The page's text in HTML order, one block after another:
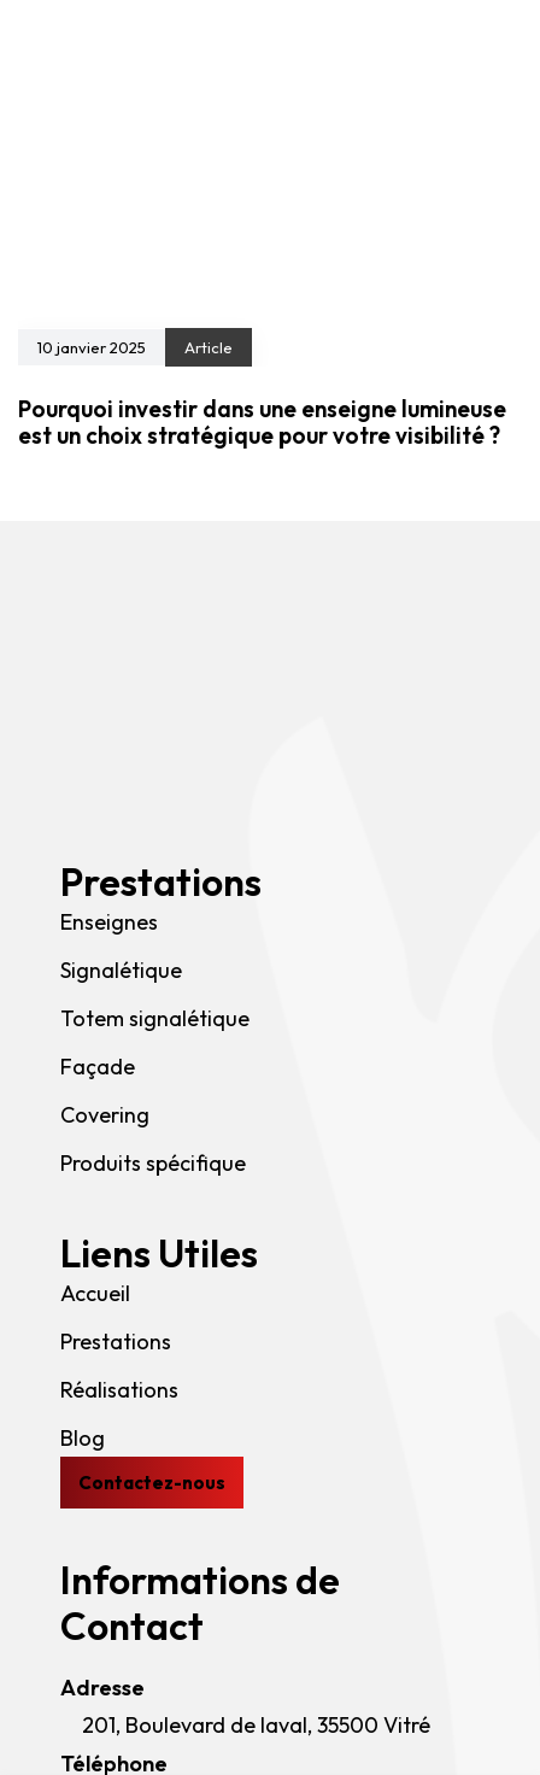
10 janvier 2025 Article
Pourquoi investir dans une enseigne lumineuse
est un choix stratégique pour votre visibilité ?
Prestations
Enseignes
Signalétique
Totem signalétique
Façade
Covering
Produits spécifique
Liens Utiles
Accueil
Prestations
Réalisations
Blog
Contactez-nous
Informations de
Contact
Adresse
201, Boulevard de laval, 35500 Vitré
Téléphone